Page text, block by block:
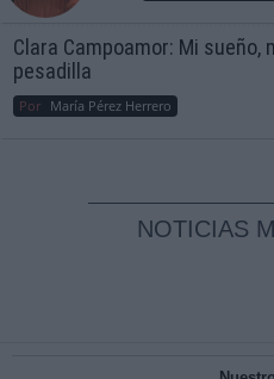
Clara Campoamor: Mi sueño,
pesadilla
Por María Pérez Herrero
NOTICIAS